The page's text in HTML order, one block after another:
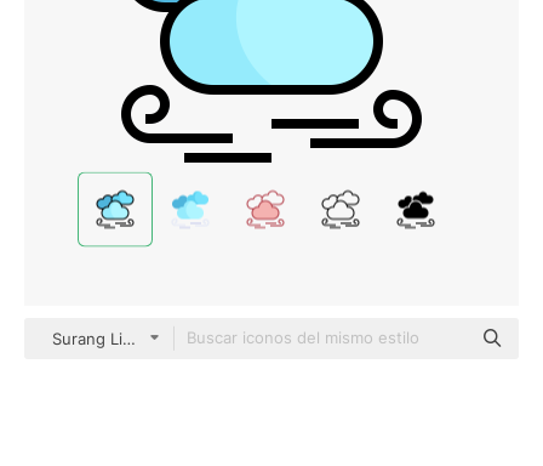
Surang Lineal Color